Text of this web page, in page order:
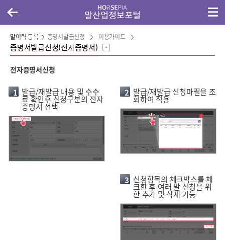
말이력·등록 증명서발급신청 이용가이드
증명서발급신청(전자증명서)
전자증명서신청
1 발급/재발급 내용 및 수수
료 확인후 신청구분의 전자
증명서 선택
2 발급/재발급 신청마필을 조
회하여 적용
3 신청항목의 체크박스를 체
크한 후 여러 말 신청을 위
한 추가 및 삭제 가능